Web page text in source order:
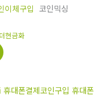
이체구입 코인믹싱
현금화
대폰결제코인구입 휴대폰